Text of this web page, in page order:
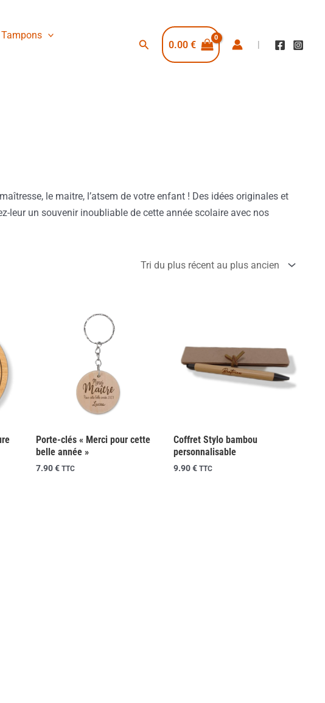
Tampons
Rechercher
0.00 € |
le maitre, l’atsem de votre enfant ! Des idées originales et
leur un souvenir inoubliable de cette année scolaire avec nos
Porte-clés « Merci pour cette
belle année »
7.90€ TTC
Coffret Stylo bambou
personnalisable
9.90€ TTC